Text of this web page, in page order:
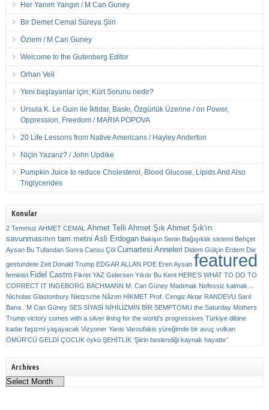
Her Yanım Yangın / M Can Guney
Bir Demet Cemal Süreya Şiiri
Özlem / M Can Guney
Welcome to the Gutenberg Editor
Orhan Veli
Yeni başlayanlar için: Kürt Sorunu nedir?
Ursula K. Le Guin ile İktidar, Baskı, Özgürlük Üzerine / on Power,
Oppression, Freedom / MARIA POPOVA
20 Life Lessons from Native Americans / Hayley Anderton
Niçin Yazarız? / John Updike
Pumpkin Juice to reduce Cholesterol, Blood Glucose, Lipids And Also
Triglycerides
Konular
2 Temmuz AHMET CEMAL Ahmet Telli Ahmet Şık Ahmet Şık'ın
savunmasının tam metni Asli Erdogan Bakişın Senin Bağışıklık sistemi Behçet
Aysan Bu Tufandan Sonra Cansu Çöl Cumartesi Anneleri Didem Gülçin Erdem Die
gestundete Zeit Donald Trump EDGAR ALLAN POE Eren Aysan featured
feminist Fidel Castro Fikret YAZ Gidersen Yıkılır Bu Kent HERE’S WHAT TO DO TO
CORRECT IT INGEBORG BACHMANN M. Can Güney Madımak Nefessiz kalmak…
Nicholas Glastonbury Nietzsche Nâzım HİKMET Prof. Cengiz Aktar RANDEVU Sarıl
Bana . M Can Güney SES SİYASİ NİHİLİZMİN BİR SEMPTOMU the Saturday Mothers
Trump victory comes with a silver lining for the world’s progressives Türkiye dibine
kadar faşizmi yaşayacak Vizyoner Yanis Varoufakis yüreğimde bir avuç volkan
ÖMÜR'CÜ GELDİ ÇOCUK öykü ŞEHİTLİK ‘Şiirin beslendiği kaynak hayattır’
Archives
Archives